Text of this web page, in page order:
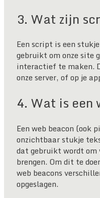
3. Wat zijn
Een script is een
gebruikt om onze site
interactief te maken.
onze server, of op je
4. Wat is een
Een web beacon (ook
onzichtbaar stukje
dat gebruikt wordt om
brengen. Om dit te
web beacons
opgeslagen.